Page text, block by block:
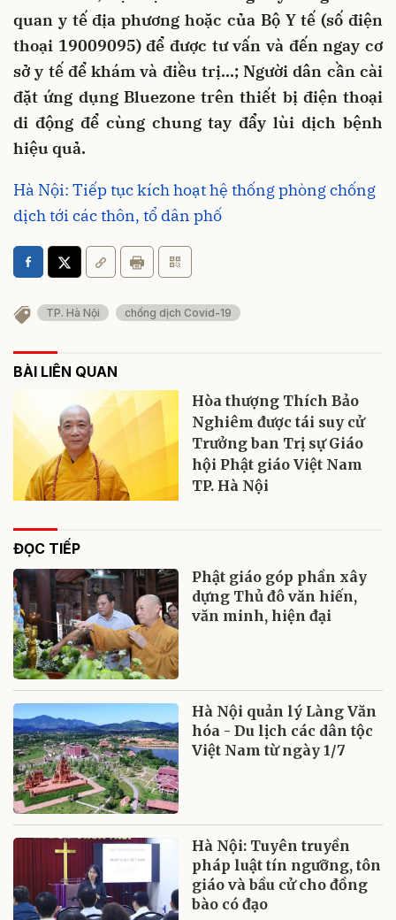
quan y tế địa phương hoặc của Bộ Y tế (số điện
thoại 19009095) để được tư vấn và đến ngay cơ
sở y tế để khám và điều trị…; Người dân cần cài
đặt ứng dụng Bluezone trên thiết bị điện thoại
di động để cùng chung tay đẩy lùi dịch bệnh
hiệu quả.
Hà Nội: Tiếp tục kích hoạt hệ thống phòng chống
dịch tới các thôn, tổ dân phố
TP. Hà Nội chống dịch Covid-19
BÀI LIÊN QUAN
Hòa thượng Thích Bảo
Nghiêm được tái suy cử
Trưởng ban Trị sự Giáo
hội Phật giáo Việt Nam
TP. Hà Nội
ĐỌC TIẾP
Phật giáo góp phần xây
dựng Thủ đô văn hiến,
văn minh, hiện đại
Hà Nội quản lý Làng Văn
hóa - Du lịch các dân tộc
Việt Nam từ ngày 1/7
Hà Nội: Tuyên truyền
pháp luật tín ngưỡng, tôn
giáo và bầu cử cho đồng
bào có đạo